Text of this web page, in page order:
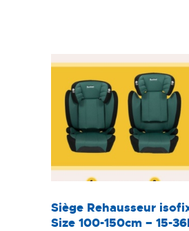
Siège Rehausseur
Size 100-150cm – 15-